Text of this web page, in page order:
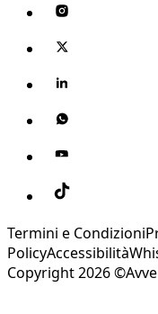
Termini e Condizioni
PolicyAccessibilità
Copyright 2026